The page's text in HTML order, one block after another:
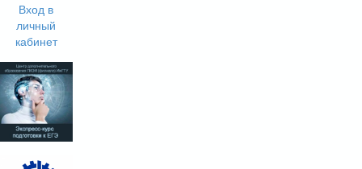
Вход в
личный
кабинет